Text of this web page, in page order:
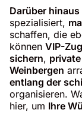
Darüber hinaus
spezialisiert,
schaffen, die
können VIP-
sichern,
Weinbergen
entlang der
organisieren.
hier, um Ihre